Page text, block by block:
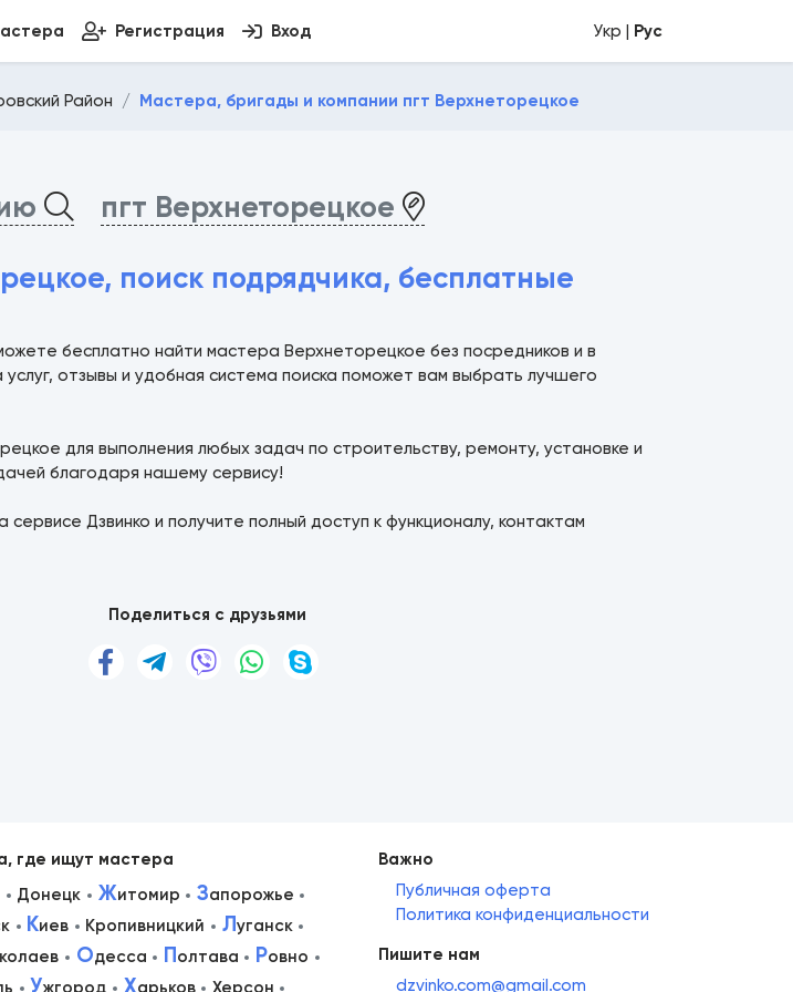
Регистрация Вход Укр | Рус
Район Мастера, бригады и компании пгт Верхнеторецкое
пгт Верхнеторецкое
поиск подрядчика, бесплатные
бесплатно найти мастера Верхнеторецкое без посредников и в
отзывы и удобная система поиска поможет вам выбрать лучшего
для выполнения любых задач по строительству, ремонту, установке и
благодаря нашему сервису!
Дзвинко и получите полный доступ к функционалу, контактам
Поделиться с друзьями
где ищут мастера
Донецк Житомир Запорожье
Киев Кропивницкий Луганск
Одесса Полтава Ровно
У Х
Важно
Публичная оферта
Политика конфиденциальности
Пишите нам
dzvinko.com@gmail.com